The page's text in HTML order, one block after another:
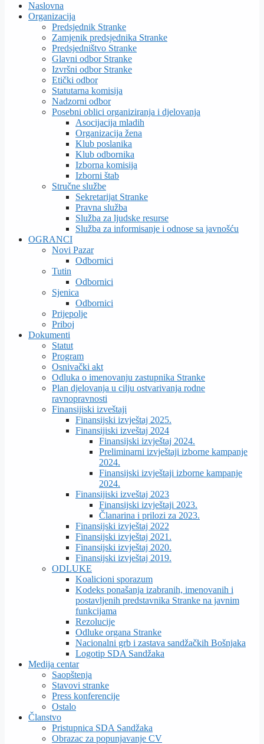
Naslovna
Organizacija
Predsjednik Stranke
Zamjenik predsjednika Stranke
Predsjedništvo Stranke
Glavni odbor Stranke
Izvršni odbor Stranke
Etički odbor
Statutarna komisija
Nadzorni odbor
Posebni oblici organiziranja i djelovanja
Asocijacija mladih
Organizacija žena
Klub poslanika
Klub odbornika
Izborna komisija
Izborni štab
Stručne službe
Sekretarijat Stranke
Pravna služba
Služba za ljudske resurse
Služba za informisanje i odnose sa javnošću
OGRANCI
Novi Pazar
Odbornici
Tutin
Odbornici
Sjenica
Odbornici
Prijepolje
Priboj
Dokumenti
Statut
Program
Osnivački akt
Odluka o imenovanju zastupnika Stranke
Plan djelovanja u cilju ostvarivanja rodne
ravnopravnosti
Finansijiski izveštaji
Finansijski izvještaj 2025.
Finansijiski izveštaj 2024
Finansijski izvještaj 2024.
Preliminarni izvještaji izborne kampanje
2024.
Finansijski izvještaji izborne kampanje
2024.
Finansijiski izveštaj 2023
Finansijski izvještaji 2023.
Članarina i prilozi za 2023.
Finansijski izvještaj 2022
Finansijski izvještaj 2021.
Finansijski izvještaj 2020.
Finansijski izvještaj 2019.
ODLUKE
Koalicioni sporazum
Kodeks ponašanja izabranih, imenovanih i
postavljenih predstavnika Stranke na javnim
funkcijama
Rezolucije
Odluke organa Stranke
Nacionalni grb i zastava sandžačkih Bošnjaka
Logotip SDA Sandžaka
Medija centar
Saopštenja
Stavovi stranke
Press konferencije
Ostalo
Članstvo
Pristupnica SDA Sandžaka
Obrazac za popunjavanje CV